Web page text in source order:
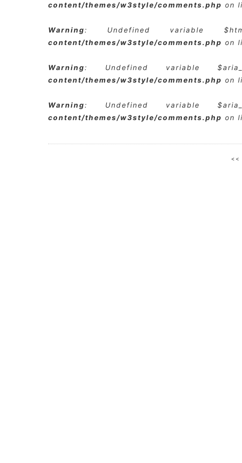
content/themes/w3style/comments.php on
Warning: Undefined variable
content/themes/w3style/comments.php on
Warning: Undefined variable
content/themes/w3style/comments.php on
Warning: Undefined variable
content/themes/w3style/comments.php on
<<